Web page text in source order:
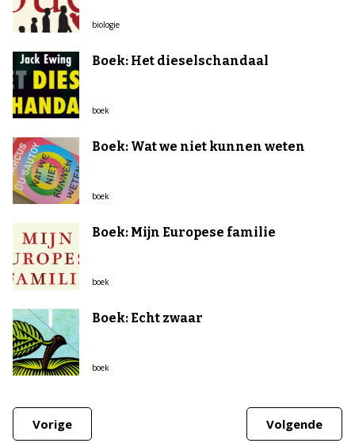
biologie
Boek: Het dieselschandaal
boek
Boek: Wat we niet kunnen weten
boek
Boek: Mijn Europese familie
boek
Boek: Echt zwaar
boek
Vorige Volgende